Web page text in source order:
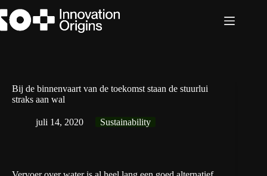
naar
de
Bij de binnenvaart van de toekomst staan de stuurlui
straks aan wal
juli 14, 2020 Sustainability